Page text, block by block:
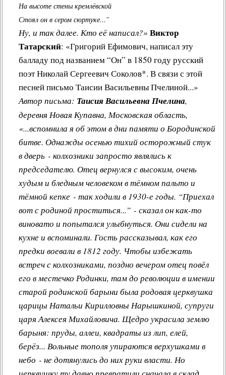
На высоте стены кремлёвской
Стоял он в сером сюртуке...”
Ну, и так далее. Кто её написал?» Виктор
Татарский: «Григорий Ефимович, написал эту
балладу под названием “Он” в 1850 году русский
поэт Николай Сергеевич Соколов*. В связи с этой
песней письмо Таисии Васильевны Пчелиной...»
Автор письма: Таисия Васильевна Пчелина,
деревня Новая Купавна, Московская область,
«...вспомнила я об этом в дни памяти о Бородинской
битве. Однажды осенью тихий осторожный стук
в дверь - колхозники запросто являлись к
председателю. Отец вернулся с высоким, очень
худым и бледным человеком в тёмном пальто и
тёмной кепке - так ходили в 1930-е годы. “Приехал
вот с родиной проститься...” - сказал он как-то
виновато и попытался улыбнуться. Они сидели на
кухне и вспоминали. Гость рассказывал, как его
предки воевали в 1812 году. Чтобы избежать
встреч с колхозниками, поздно вечером отец повёл
его в местечко Родинки, там до революции в имении
старой родинской барыни была родовая церквушка
царицы Натальи Кирилловны Нарышкиной, супруги
царя Алексея Михайловича. Щедро украсила землю
барыня: пруды, аллеи, квадраты из лип, елей,
берёз... Вольные тополя упираются верхушками в
небо - не дотянулись до них руки власти. Но